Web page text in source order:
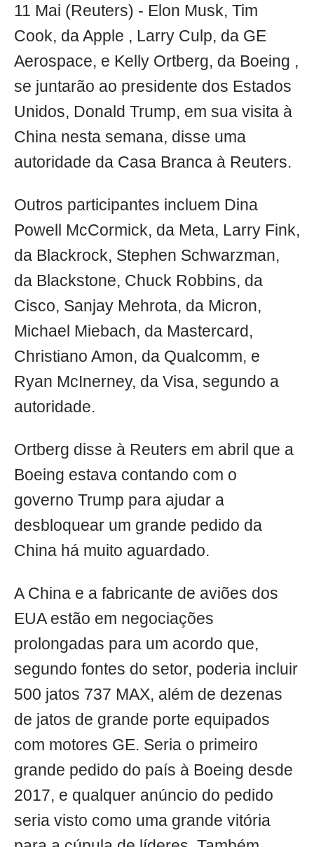
11 Mai (Reuters) - Elon Musk, Tim
Cook, da Apple , Larry Culp, da GE
Aerospace, e Kelly Ortberg, da Boeing ,
se juntarão ao presidente dos Estados
Unidos, Donald Trump, em sua visita à
China nesta semana, disse uma
autoridade da Casa Branca à Reuters.
Outros participantes incluem Dina
Powell McCormick, da Meta, Larry Fink,
da Blackrock, Stephen Schwarzman,
da Blackstone, Chuck Robbins, da
Cisco, Sanjay Mehrota, da Micron,
Michael Miebach, da Mastercard,
Christiano Amon, da Qualcomm, e
Ryan McInerney, da Visa, segundo a
autoridade.
Ortberg disse à Reuters em abril que a
Boeing estava contando com o
governo Trump para ajudar a
desbloquear um grande pedido da
China há muito aguardado.
A China e a fabricante de aviões dos
EUA estão em negociações
prolongadas para um acordo que,
segundo fontes do setor, poderia incluir
500 jatos 737 MAX, além de dezenas
de jatos de grande porte equipados
com motores GE. Seria o primeiro
grande pedido do país à Boeing desde
2017, e qualquer anúncio do pedido
seria visto como uma grande vitória